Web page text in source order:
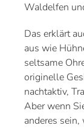
Waldelfen
Das erklärt
aus wie
seltsame
originelle
nachtaktiv,
Aber wenn
anderes